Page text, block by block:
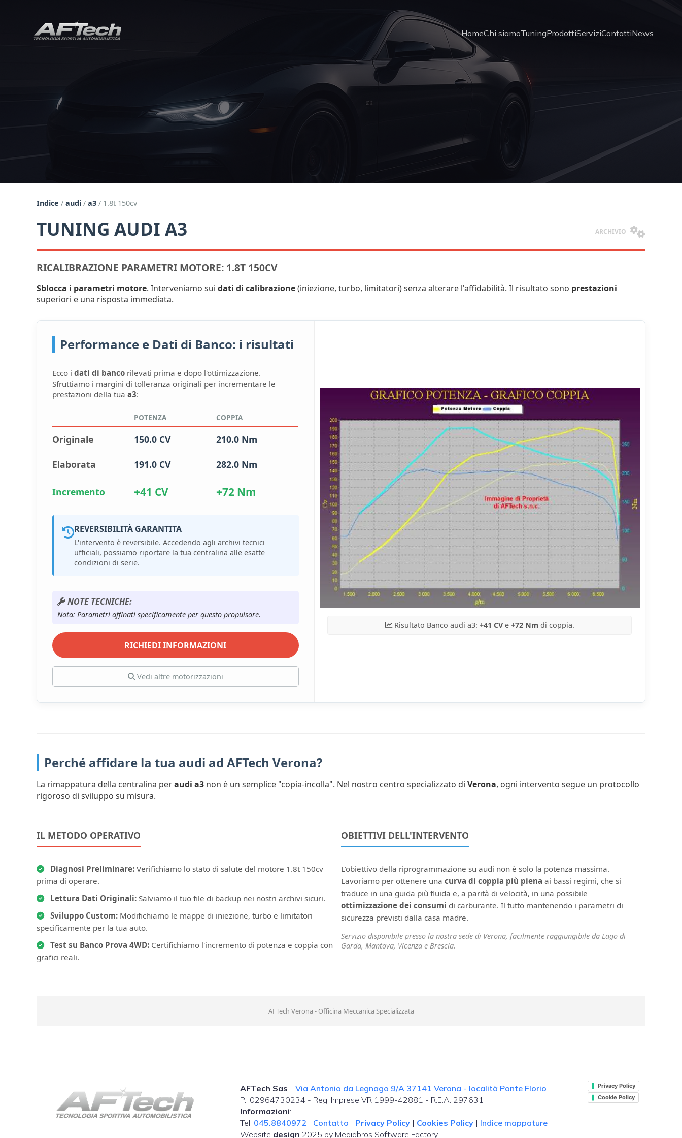
HomeChi siamoTuningProdottiServiziContattiNews
Indice / audi / a3 / 1.8t 150cv
TUNING AUDI A3 ARCHIVIO
RICALIBRAZIONE PARAMETRI MOTORE: 1.8T 150CV
Sblocca i parametri motore. Interveniamo sui dati di calibrazione(iniezione, turbo, limitatori) senza alterare l'affidabilità. Il risultato sono prestazioni
superiori e una risposta immediata.
Performance e Dati di Banco: i risultati
Ecco i dati di banco rilevati prima e dopo l'ottimizzazione.
Sfruttiamo i margini di tolleranza originali per incrementare le
prestazioni della tua a3:
POTENZA COPPIA
Originale 150.0 CV 210.0 Nm
Elaborata 191.0 CV 282.0 Nm
Incremento +41 CV +72 Nm
REVERSIBILITÀ GARANTITA
L'intervento è reversibile. Accedendo agli archivi tecnici
ufficiali, possiamo riportare la tua centralina alle esatte
condizioni di serie.
NOTE TECNICHE:
Nota: Parametri affinati specificamente per questo propulsore.
RICHIEDI INFORMAZIONI
Vedi altre motorizzazioni
Risultato Banco audi a3: +41 CVe +72 Nm di coppia.
Perché affidare la tua audi ad AFTech Verona?
La rimappatura della centralina peraudi a3 non è un semplice "copia-incolla". Nel nostro centro specializzato di Verona, ogni intervento segue un protocollo
rigoroso di sviluppo su misura.
IL METODO OPERATIVO
Diagnosi Preliminare: Verifichiamo lo stato di salute del motore 1.8t 150cv
prima di operare.
Lettura Dati Originali: Salviamo il tuo file di backup nei nostri archivi sicuri.
Sviluppo Custom: Modifichiamo le mappe di iniezione, turbo e limitatori
specificamente per la tua auto.
Test su Banco Prova 4WD: Certifichiamo l'incremento di potenza e coppia con
grafici reali.
OBIETTIVI DELL'INTERVENTO
L'obiettivo della riprogrammazione su audi non è solo la potenza massima.
Lavoriamo per ottenere una curva di coppia più piena ai bassi regimi, che si
traduce in una guida più fluida e, a parità di velocità, in una possibile
ottimizzazione dei consumi di carburante. Il tutto mantenendo i parametri di
sicurezza previsti dalla casa madre.
Servizio disponibile presso la nostra sede di Verona, facilmente raggiungibile da Lago di
Garda, Mantova, Vicenza e Brescia.
AFTech Verona - Officina Meccanica Specializzata
AFTech Sas -Via Antonio da Legnago 9/A 37141 Verona - località Ponte Florio.
P.I 02964730234 - Reg. Imprese VR 1999-42881 - R.E.A. 297631
Informazioni:
Tel. 045.8840972 | Contatto | Privacy Policy | Cookies Policy | Indice mappature
Website design 2025 by Mediabros Software Factory.
Privacy Policy
Cookie Policy